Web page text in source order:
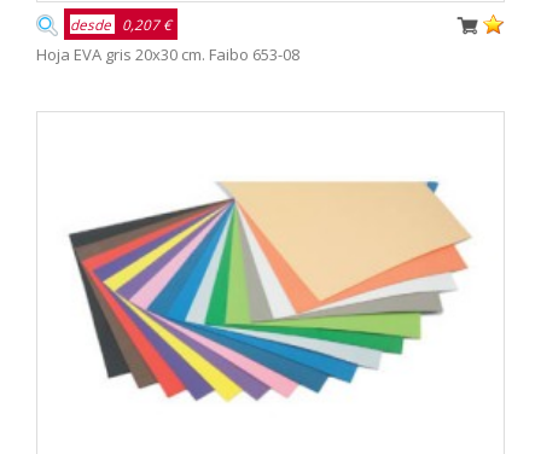
desde 0,207 €
Hoja EVA gris 20x30 cm. Faibo 653-08